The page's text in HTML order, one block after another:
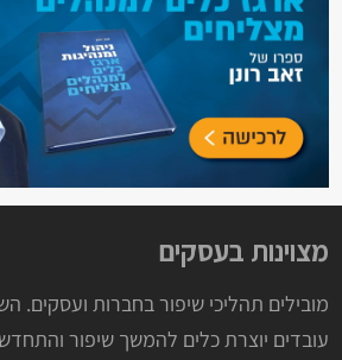
מצוינות בעסקים
מובילים תהליכי שיפור בחברות ועסקים.
עובדים יוצרת כלים להמשך שיפור